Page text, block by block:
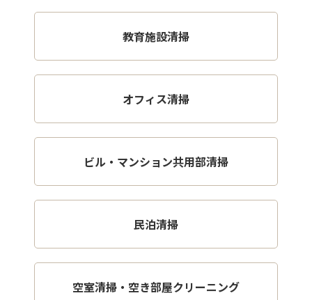
教育施設清掃
オフィス清掃
ビル・マンション共用部清掃
民泊清掃
空室清掃・空き部屋クリーニング